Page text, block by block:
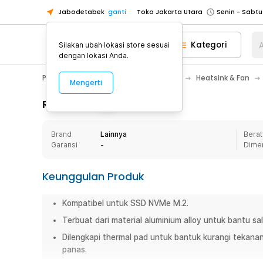
Jabodetabek ganti Toko Jakarta Utara
Toko Tangerang
Toko Cikupa
Pick n Go Jakarta Barat
Senin -
Pick n Go Bekasi
Senin - Jumat
Senin - Jumat
Senin -
Senin -
Toko Tangerang
Pick n Go Jakarta Barat
Senin -
Pick n Go Bekasi
Senin - Jumat
Pick n Go Depok
Senin - Jumat
Kategori
PC & Laptop Komponen Komputer Heatsink & Fan
Rincian Produk
Brand
Lainnya
Garansi
-
Keunggulan Produk
Kompatibel untuk SSD NVMe M.2.
Terbuat dari material aluminium alloy untuk bantu
Dilengkapi thermal pad untuk bantuk kurangi
panas.
Silakan ubah lokasi store sesuai
dengan lokasi Anda.
Mengerti